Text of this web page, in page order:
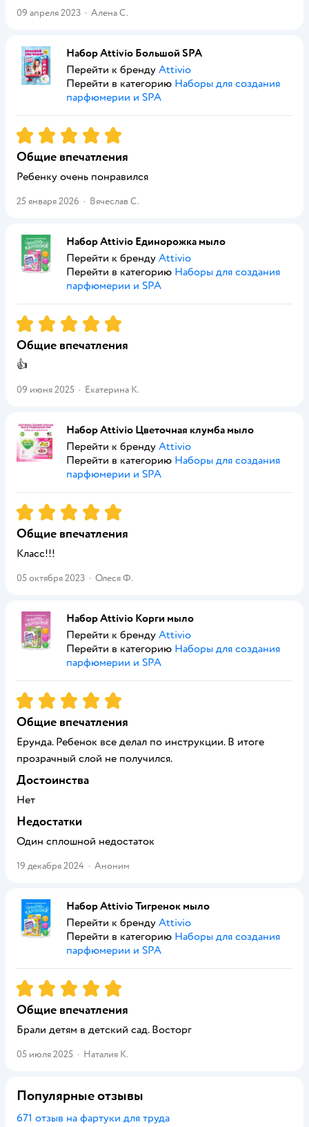
09 апреля 2023 · Алена С.
Набор Attivio Большой SPA
Перейти к бренду Attivio
Перейти в категорию Наборы для создания
парфюмерии и SPA
Рейтинг:5
Общие впечатления
Ребенку очень понравился
25 января 2026 · Вячеслав С.
Набор Attivio Единорожка мыло
Перейти к бренду Attivio
Перейти в категорию Наборы для создания
парфюмерии и SPA
Рейтинг:5
Общие впечатления
👍
09 июня 2025 · Екатерина К.
Набор Attivio Цветочная клумба мыло
Перейти к бренду Attivio
Перейти в категорию Наборы для создания
парфюмерии и SPA
Рейтинг:5
Общие впечатления
Класс!!!
05 октября 2023 · Олеся Ф.
Набор Attivio Корги мыло
Перейти к бренду Attivio
Перейти в категорию Наборы для создания
парфюмерии и SPA
Рейтинг:5
Общие впечатления
Ерунда. Ребенок все делал по инструкции. В итоге
прозрачный слой не получился.
Достоинства
Нет
Недостатки
Один сплошной недостаток
19 декабря 2024 · Аноним
Набор Attivio Тигренок мыло
Перейти к бренду Attivio
Перейти в категорию Наборы для создания
парфюмерии и SPA
Рейтинг:5
Общие впечатления
Брали детям в детский сад. Восторг
05 июля 2025 · Наталия К.
Популярные отзывы
671 отзыв на фартуки для труда